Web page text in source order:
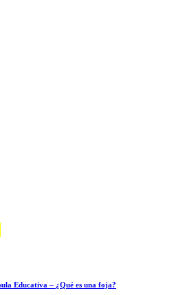
Educativa – ¿Qué es una foja?